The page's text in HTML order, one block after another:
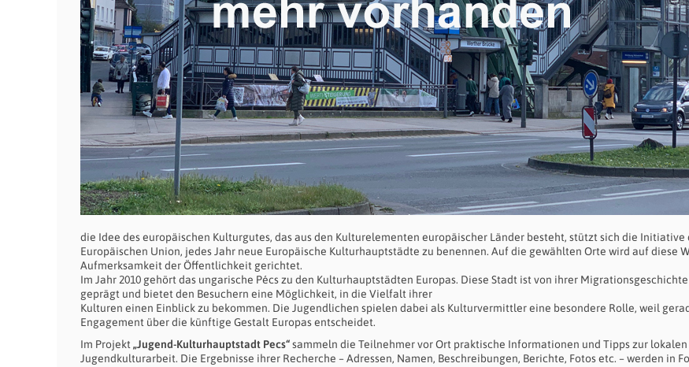
die Idee des europäischen Kulturgutes, das aus den Kulturelementen europäischer Länder besteht, stützt sich die Initiative
Europäischen Union, jedes Jahr neue Europäische Kulturhauptstädte zu benennen. Auf die gewählten Orte wird auf diese
Aufmerksamkeit der Öffentlichkeit gerichtet.
Im Jahr 2010 gehört das ungarische Pécs zu den Kulturhauptstädten Europas. Diese Stadt ist von ihrer
geprägt und bietet den Besuchern eine Möglichkeit, in die Vielfalt ihrer
Kulturen einen Einblick zu bekommen. Die Jugendlichen spielen dabei als Kulturvermittler eine besondere Rolle, weil
Engagement über die künftige Gestalt Europas entscheidet.
Im Projekt „Jugend-Kulturhauptstadt Pecs“sammeln die Teilnehmer vor Ort praktische Informationen und Tipps zur lokalen
Jugendkulturarbeit. Die Ergebnisse ihrer Recherche – Adressen, Namen, Beschreibungen, Berichte, Fotos etc. – werden in